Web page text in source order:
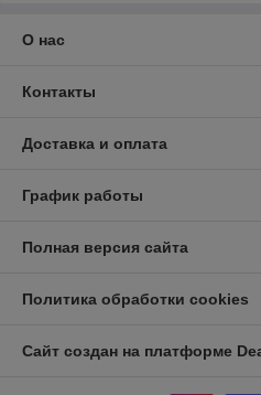
О нас
Контакты
Доставка и оплата
График работы
Полная версия сайта
Политика обработки cookies
Сайт создан на платформе